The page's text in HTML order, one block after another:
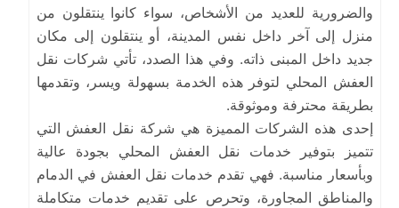
والضرورية للعديد من الأشخاص، سواء كانوا ينتقلون من
منزل إلى آخر داخل نفس المدينة، أو ينتقلون إلى مكان
جديد داخل المبنى ذاته. وفي هذا الصدد، تأتي شركات نقل
العفش المحلي لتوفر هذه الخدمة بسهولة ويسر، وتقدمها
بطريقة محترفة وموثوقة.
إحدى هذه الشركات المميزة هي شركة نقل العفش التي
تتميز بتوفير خدمات نقل العفش المحلي بجودة عالية
وبأسعار مناسبة. فهي تقدم خدمات نقل العفش في الدمام
والمناطق المجاورة، وتحرص على تقديم خدمات متكاملة